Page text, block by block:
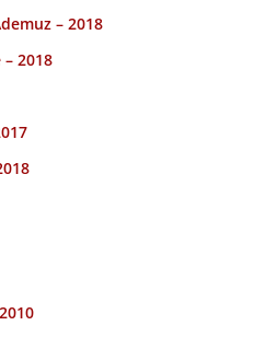
– 2018
2018